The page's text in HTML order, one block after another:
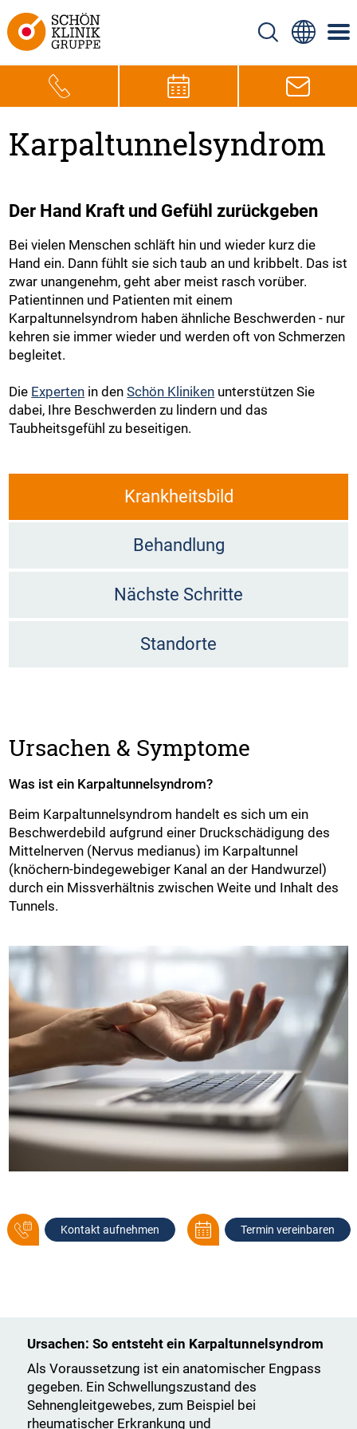
Karpaltunnelsyndrom
Der Hand Kraft und Gefühl zurückgeben
Bei vielen Menschen schläft hin und wieder kurz die
Hand ein. Dann fühlt sie sich taub an und kribbelt. Das ist
zwar unangenehm, geht aber meist rasch vorüber.
Patientinnen und Patienten mit einem
Karpaltunnelsyndrom haben ähnliche Beschwerden - nur
kehren sie immer wieder und werden oft von Schmerzen
begleitet.
Die Experten in denSchön Kliniken unterstützen Sie
dabei, Ihre Beschwerden zu lindern und das
Taubheitsgefühl zu beseitigen.
Krankheitsbild
Behandlung
Nächste Schritte
Standorte
Ursachen & Symptome
Was ist ein Karpaltunnelsyndrom?
Beim Karpaltunnelsyndrom handelt es sich um ein
Beschwerdebild aufgrund einer Druckschädigung des
Mittelnerven (Nervus medianus) im Karpaltunnel
(knöchern-bindegewebiger Kanal an der Handwurzel)
durch ein Missverhältnis zwischen Weite und Inhalt des
Tunnels.
Kontakt aufnehmen Termin vereinbaren
Ursachen: So entsteht ein Karpaltunnelsyndrom
Als Voraussetzung ist ein anatomischer Engpass
gegeben. Ein Schwellungszustand des
Sehnengleitgewebes, zum Beispiel bei
rheumatischer Erkrankung und